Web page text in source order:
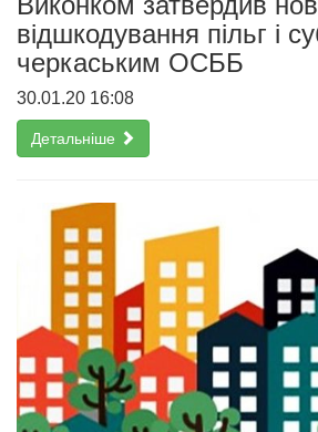
відшкодування пільг і
черкаським ОСББ
30.01.20 16:08
Детальніше